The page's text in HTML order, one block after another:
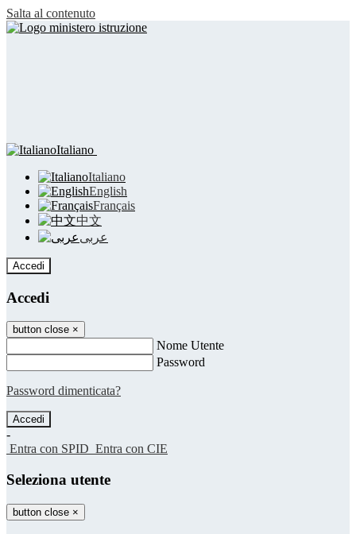
Salta al contenuto
Italiano
Italiano
English
Français
中文
عربى
Accedi
Accedi
button close ×
Nome Utente
Password
Password dimenticata?
-
Entra con SPID Entra con CIE
Seleziona utente
button close ×